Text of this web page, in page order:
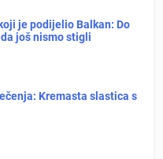
je podijelio Balkan: Do
još nismo stigli
Kremasta slastica s